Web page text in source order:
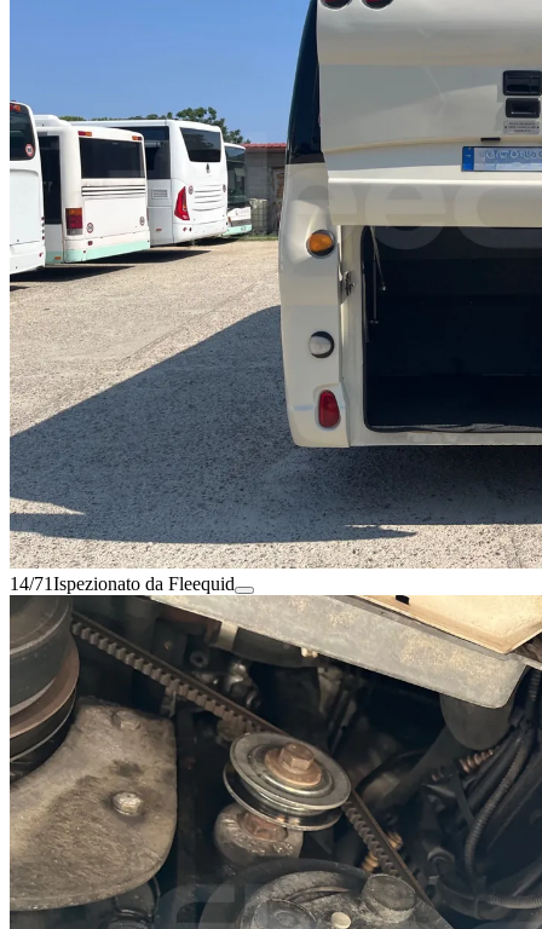
14/71Ispezionato da Fleequid